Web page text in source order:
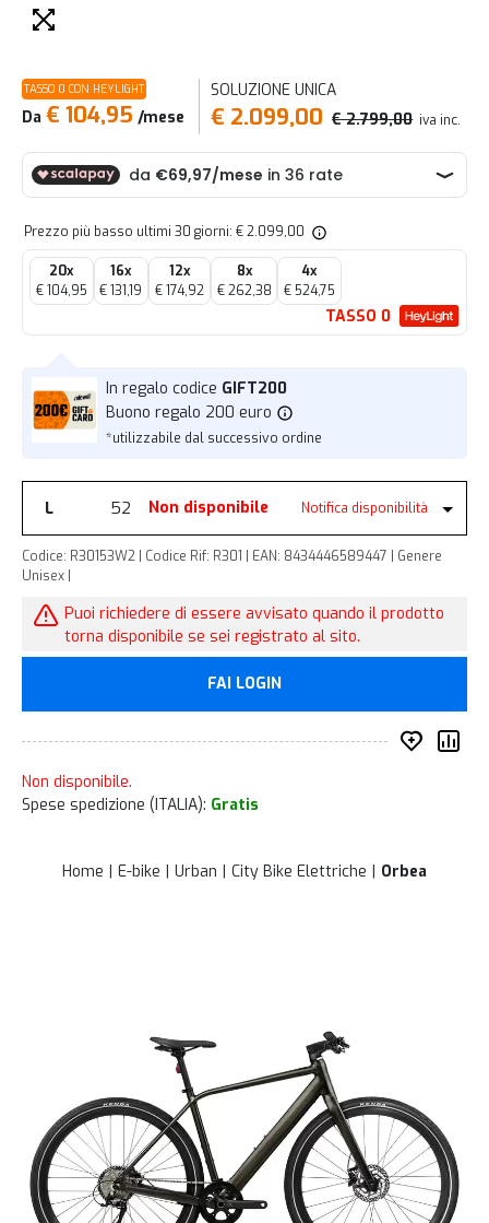
TASSO 0 CON HEYLIGHT
Da € 104,95 /mese
SOLUZIONE UNICA
€ 2.099,00 € 2.799,00 iva inc.
Prezzo più basso ultimi 30 giorni: € 2.099,00
20x
€ 104,95
16x
€ 131,19
12x
€ 174,92
8x
€ 262,38
4x
€ 524,75
TASSO 0
In regalo codice GIFT200
Buono regalo 200 euro
*utilizzabile dal successivo ordine
L 52 Non disponibile Notifica disponibilità
Codice: R30153W2 | Codice Rif: R301 | EAN: 8434446589447 | Genere
Unisex |
Puoi richiedere di essere avvisato quando il prodotto
torna disponibile se sei registrato al sito.
FAI LOGIN
Non disponibile.
Spese spedizione (ITALIA): Gratis
Home E-bike Urban City Bike Elettriche Orbea